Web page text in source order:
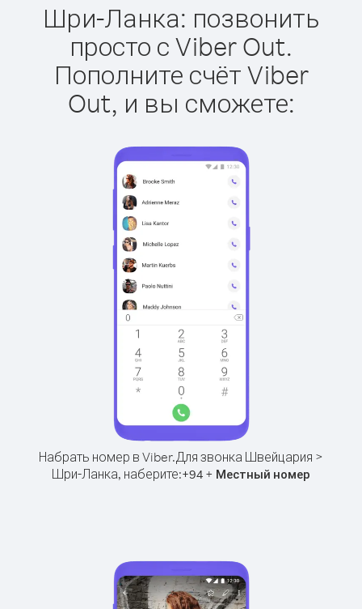
Шри-Ланка: позвонить
просто с Viber Out.
Пополните счёт Viber
Out, и вы сможете:
Набрать номер в Viber.Для звонка Швейцария >
Шри-Ланка, наберите:+94 + Местный номер